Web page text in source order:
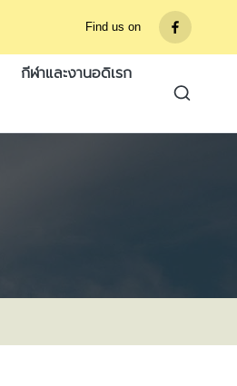
Find us on
รายการ
เมนู
กีฬาและงานอดิเรก